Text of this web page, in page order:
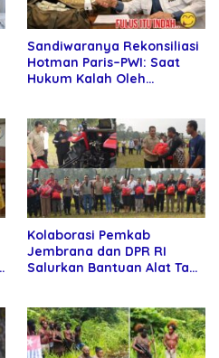
Sandiwaranya Rekonsiliasi
Hotman Paris–PWI: Saat
Hukum Kalah Oleh
Kolaborasi Pemkab
Jembrana dan DPR RI
Salurkan Bantuan Alat Tani